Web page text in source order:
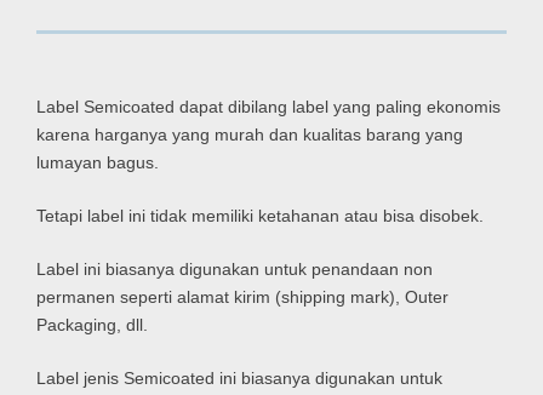
Label Semicoated dapat dibilang label yang paling ekonomis
karena harganya yang murah dan kualitas barang yang
lumayan bagus.
Tetapi label ini tidak memiliki ketahanan atau bisa disobek.
Label ini biasanya digunakan untuk penandaan non
permanen seperti alamat kirim (shipping mark), Outer
Packaging, dll.
Label jenis Semicoated ini biasanya digunakan untuk